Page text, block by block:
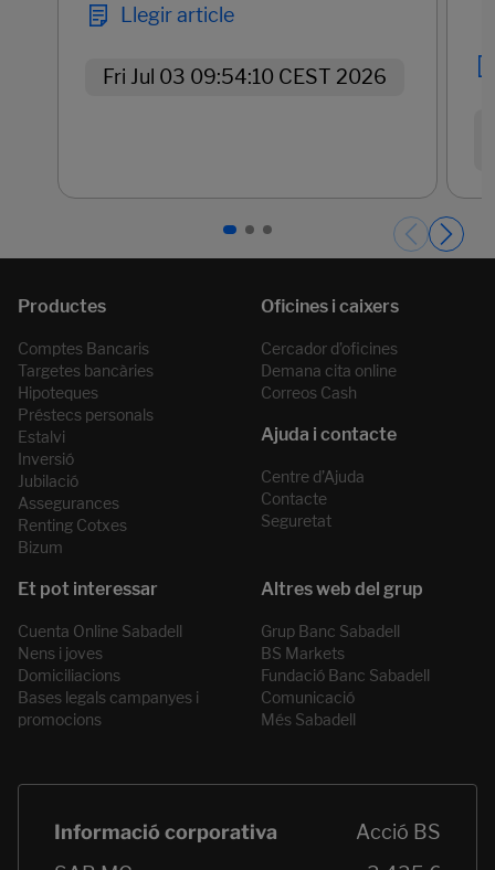
Llegir article
Fri Jul 03 09:54:10 CEST 2026
Comptes Bancaris
Targetes bancàries
Hipoteques
Préstecs personals
Estalvi
Inversió
Jubilació
Assegurances
Renting Cotxes
Bizum
Cercador d’oficines
Demana cita online
Correos Cash
Centre d’Ajuda
Contacte
Seguretat
Cuenta Online Sabadell
Nens i joves
Domiciliacions
Bases legals campanyes i
promocions
Grup Banc Sabadell
BS Markets
Fundació Banc Sabadell
Comunicació
Més Sabadell